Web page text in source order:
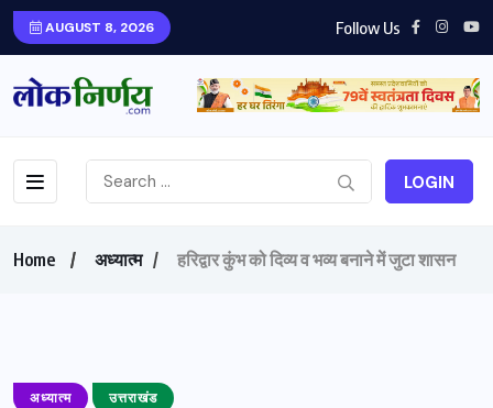
AUGUST 8, 2026 Follow Us
LOGIN
Home अध्यात्म हरिद्वार कुंभ को दिव्य व भव्य बनाने में जुटा शासन
अध्यात्म उत्तराखंड